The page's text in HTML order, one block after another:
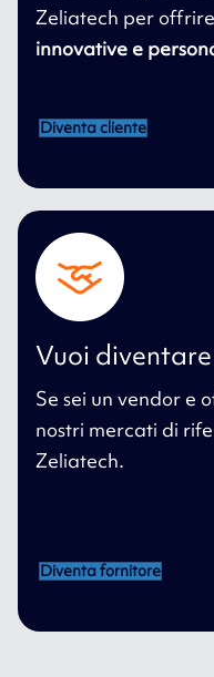
Zeliatech per offrire
innovative e
Diventa cliente
Vuoi
Se sei un vendor e
nostri mercati di
Zeliatech.
Diventa fornitore